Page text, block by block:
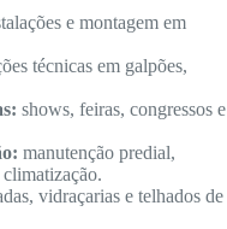
e montagem em
técnicas em galpões,
shows, feiras, congressos e
manutenção predial,
climatização.
vidraçarias e telhados de